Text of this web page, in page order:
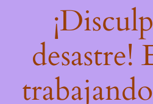
desastre!